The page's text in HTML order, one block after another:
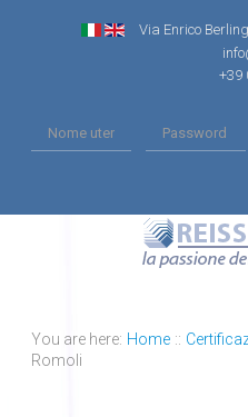
Via Enrico
+39
You are here: Home ::
Romoli